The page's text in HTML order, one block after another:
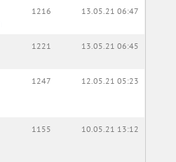
1216 13.05.21 06:47
1221 13.05.21 06:45
1247 12.05.21 05:23
1155 10.05.21 13:12